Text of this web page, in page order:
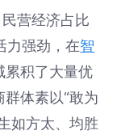
营经济占比
力强劲，在智
累积了大量优
体素以“敢为
如方太、均胜